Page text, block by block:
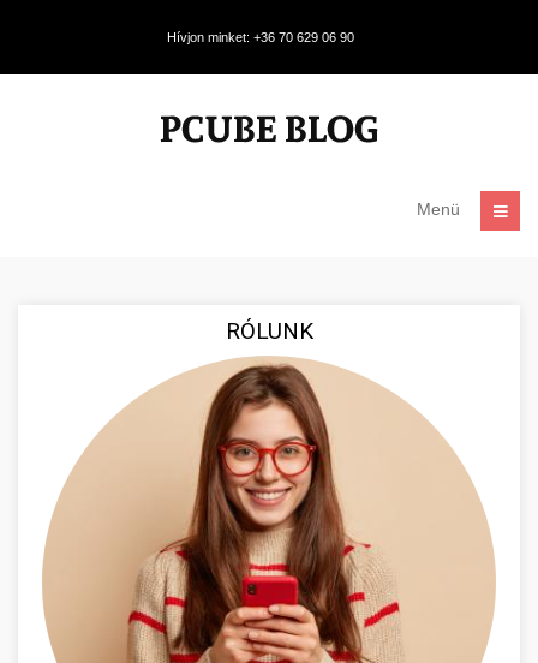
Hívjon minket: +36 70 629 06 90
Menü
RÓLUNK